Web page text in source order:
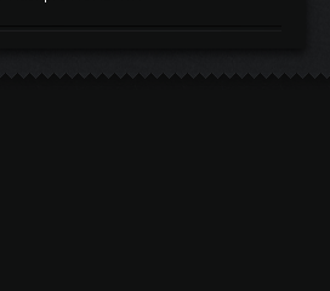
ex. pour atmo -30- 80°C
ldr moteurtemp
1370€ TTC Le
Vous pourrez
plomb à Ethanol à
ECONOMIQUES
d'origine
10cv et 15nm